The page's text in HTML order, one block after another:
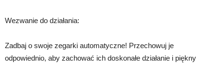
Wezwanie do działania:
Zadbaj o swoje zegarki automatyczne! Przechowuj je
odpowiednio, aby zachować ich doskonałe działanie i piękny